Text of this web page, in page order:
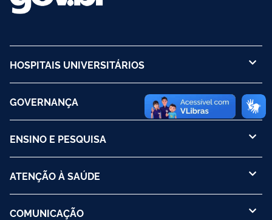
HOSPITAIS UNIVERSITÁRIOS
GOVERNANÇA
ENSINO E PESQUISA
ATENÇÃO À SAÚDE
COMUNICAÇÃO